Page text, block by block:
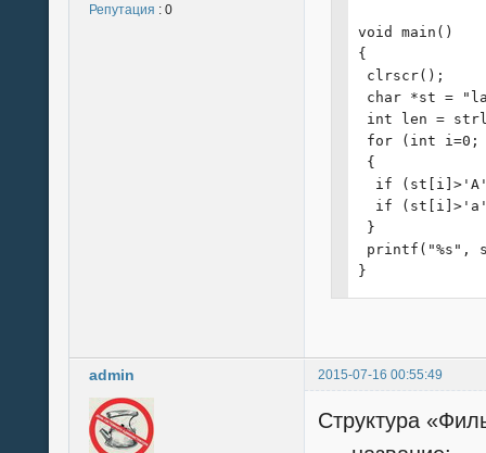
Репутация : 0
void main()
{
clrscr();
char *st =
int len =
for (int i=0;
{
if
if
}
printf("%s",
}
admin 2015-07-16 00:55:49
Структура